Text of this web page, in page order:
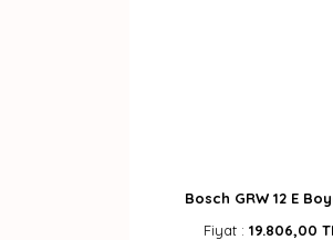
Bosch GRW 12 E
Fiyat : 19.806,00